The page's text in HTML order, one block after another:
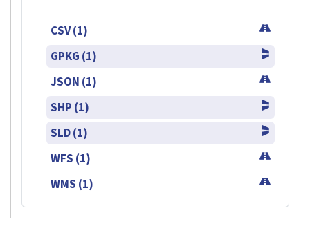
CSV (1)
GPKG (1)
JSON (1)
SHP (1)
SLD (1)
WFS (1)
WMS (1)